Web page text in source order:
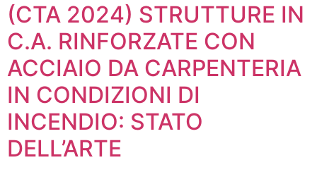
(CTA 2024) STRUTTURE IN
C.A. RINFORZATE CON
ACCIAIO DA CARPENTERIA
IN CONDIZIONI DI
INCENDIO: STATO
DELL’ARTE